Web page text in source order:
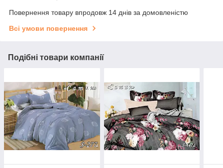
Повернення товару впродовж 14 днів за домовленістю
Всі умови повернення
Подібні товари компанії